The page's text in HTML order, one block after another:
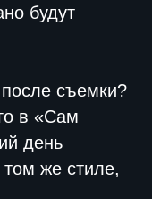
будут
съемки?
в «Сам
день
же стиле,